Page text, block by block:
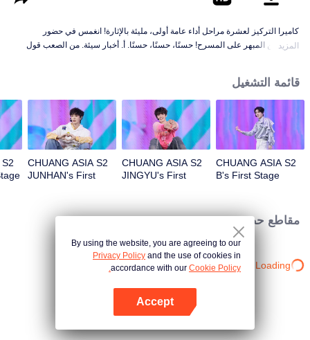
كاميرا التركيز لعشرة مراحل أداء عامة أولى، مليئة بالإثارة! انغمس في حضور
المتدربين المبهر على المسرح! حسنًا، حسنًا، حسنًا. أ. أخبار سيئة. من الصعب قول
المزيد
قائمة التشغيل
CHUANG ASIA S2
B's First Stage
CHUANG ASIA S2
JINGYU's First
CHUANG ASIA S2
JUNHAN's First
مقاطع حصرية
Loading…
By using the website, you are agreeing to our
Privacy Policy and the use of cookies in
accordance with our Cookie Policy.
Accept